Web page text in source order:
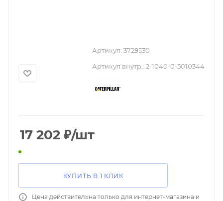
Артикул: 3729530
Артикул внутр.: 2-1040-0-5010344
17 202 ₽/шт
КУПИТЬ В 1 КЛИК
Цена действительна только для интернет-магазина и